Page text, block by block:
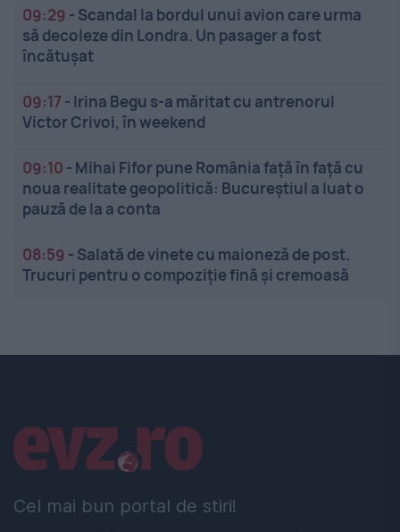
09:29 - Scandal la bordul unui avion care urma
să decoleze din Londra. Un pasager a fost
încătușat
09:17 - Irina Begu s-a măritat cu antrenorul
Victor Crivoi, în weekend
09:10 - Mihai Fifor pune România față în față cu
noua realitate geopolitică: Bucureștiul a luat o
pauză de la a conta
08:59 - Salată de vinete cu maioneză de post.
Trucuri pentru o compoziție fină și cremoasă
Cel mai bun portal de stiri!
Linkuri utile